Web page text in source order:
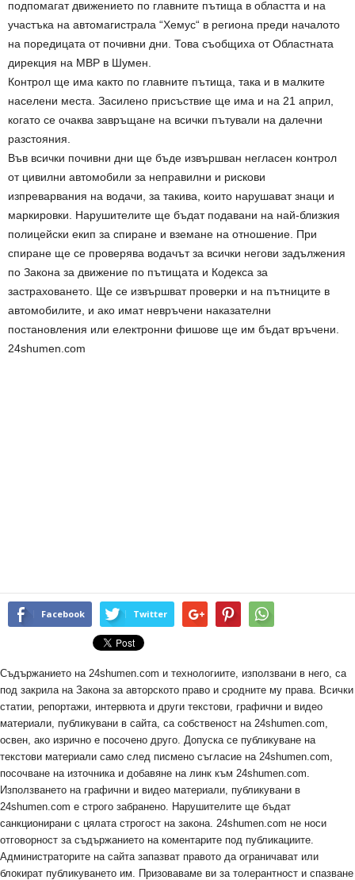
подпомагат движението по главните пътища в областта и на
участъка на автомагистрала “Хемус“ в региона преди началото
на поредицата от почивни дни. Това съобщиха от Областната
дирекция на МВР в Шумен.
Контрол ще има както по главните пътища, така и в малките
населени места. Засилено присъствие ще има и на 21 април,
когато се очаква завръщане на всички пътували на далечни
разстояния.
Във всички почивни дни ще бъде извършван негласен контрол
от цивилни автомобили за неправилни и рискови
изпреварвания на водачи, за такива, които нарушават знаци и
маркировки. Нарушителите ще бъдат подавани на най-близкия
полицейски екип за спиране и вземане на отношение. При
спиране ще се проверява водачът за всички негови задължения
по Закона за движение по пътищата и Кодекса за
застраховането. Ще се извършват проверки и на пътниците в
автомобилите, и ако имат невръчени наказателни
постановления или електронни фишове ще им бъдат връчени.
24shumen.com
Facebook Twitter
Съдържанието на 24shumen.com и технологиите, използвани в него, са
под закрила на Закона за авторското право и сродните му права. Всички
статии, репортажи, интервюта и други текстови, графични и видео
материали, публикувани в сайта, са собственост на 24shumen.com,
освен, ако изрично е посочено друго. Допуска се публикуване на
текстови материали само след писмено съгласие на 24shumen.com,
посочване на източника и добавяне на линк към 24shumen.com.
Използването на графични и видео материали, публикувани в
24shumen.com е строго забранено. Нарушителите ще бъдат
санкционирани с цялата строгост на закона. 24shumen.com не носи
отговорност за съдържанието на коментарите под публикациите.
Администраторите на сайта запазват правото да ограничават или
блокират публикуването им. Призоваваме ви за толерантност и спазване